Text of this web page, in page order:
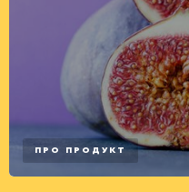
ПРО ПРОДУКТ